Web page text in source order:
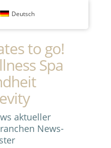
to go!
Spa
aktueller
News-
Deutsch